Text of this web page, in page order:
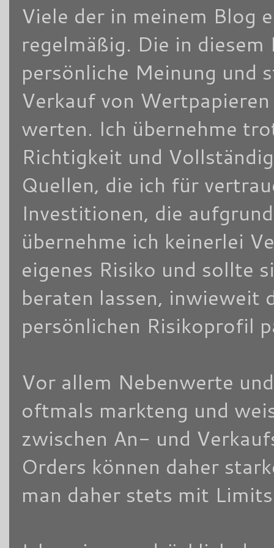
Viele der in meinem Blog
regelmäßig. Die in
persönliche Meinung und
Verkauf von
werten. Ich übernehme
Richtigkeit und
Quellen, die ich für
Investitionen, die
übernehme ich keinerlei
eigenes Risiko und sollte
beraten lassen, inwieweit
persönlichen Risikoprofil
Vor allem Nebenwerte
oftmals markteng und
zwischen An- und
Orders können daher
man daher stets mit